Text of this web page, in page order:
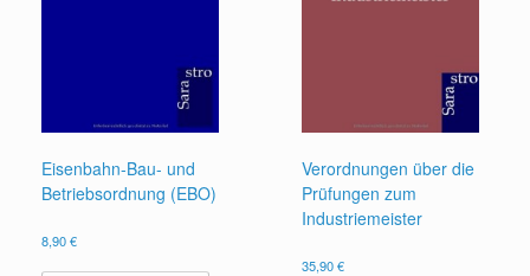
Eisenbahn-Bau- und
Betriebsordnung (EBO)
8,90€
Verordnungen über die
Prüfungen zum
Industriemeister
35,90€